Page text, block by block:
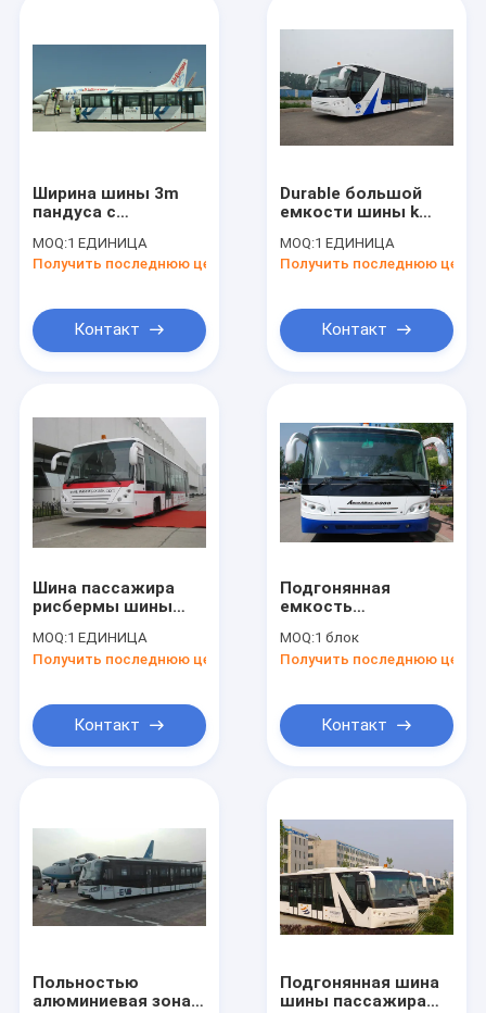
О нас
Путешествие фабрики
Ширина шины 3m
пандуса с
сиденьями
подгоняла
MOQ:1 ЕДИНИЦА
Получить последнюю цену
Контакт
Durable большой
емкости шины k
подгонянный
высокомарочный
MOQ:1 ЕДИНИЦА
Получить последнюю цену
Контакт
Шина пассажира
рисбермы шины
дизеля 14 картины
PPG Aero
MOQ:1 ЕДИНИЦА
Получить последнюю цену
Контакт
Подгонянная
емкость
пригородного
автобуса рисбермы
MOQ:1 блок
Получить последнюю цену
Контакт
Польностью
алюминиевая зона
Подгонянная шина
шины пассажира